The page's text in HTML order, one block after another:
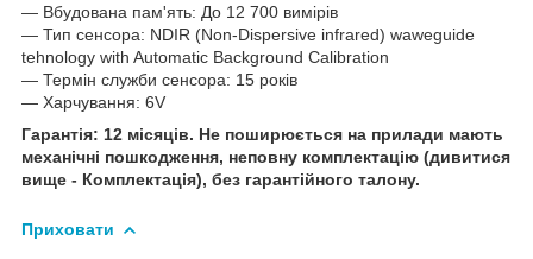
— Вбудована пам'ять: До 12 700 вимірів
— Тип сенсора: NDIR (Non-Dispersive infrared) waweguide
tehnology with Automatic Background Calibration
— Термін служби сенсора: 15 років
— Харчування: 6V
Гарантія: 12 місяців. Не поширюється на прилади мають
механічні пошкодження, неповну комплектацію (дивитися
вище - Комплектація), без гарантійного талону.
Приховати